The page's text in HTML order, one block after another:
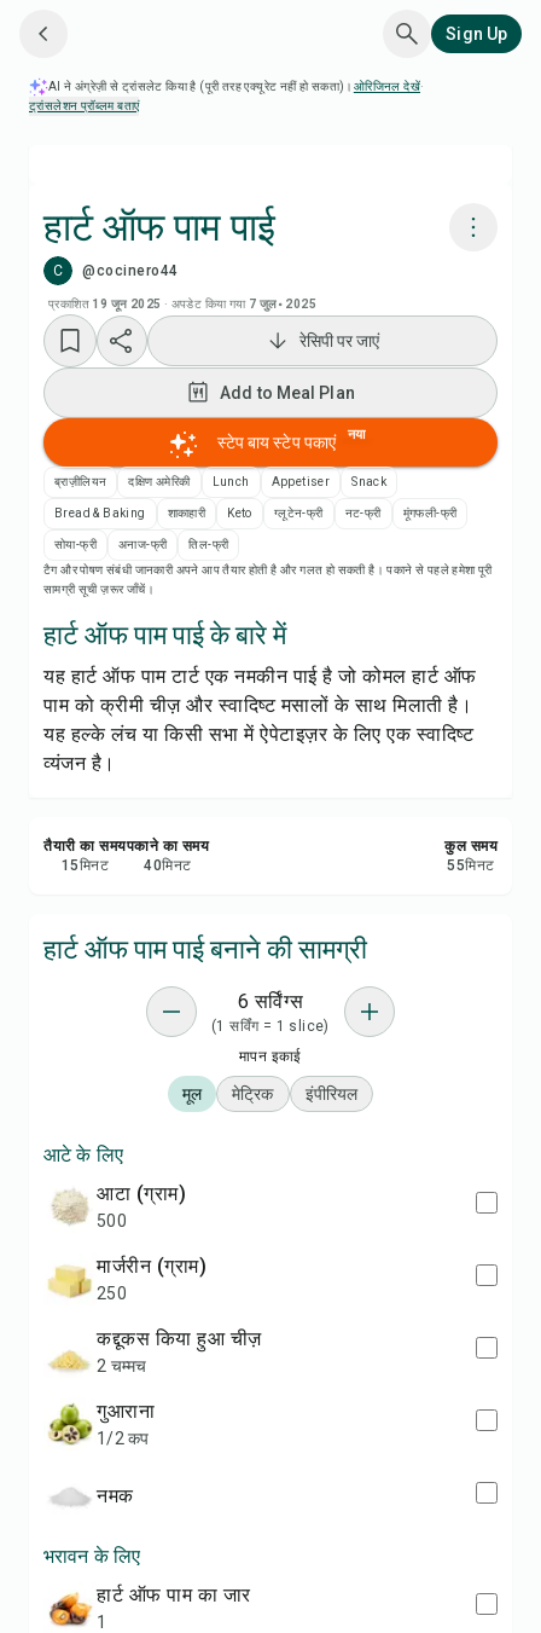
Sign Up
AI ने अंग्रेज़ी से ट्रांसलेट किया है (पूरी तरह एक्यूरेट नहीं हो सकता)। ओरिजिनल देखें·
ट्रांसलेशन प्रॉब्लम बताएं
हार्ट ऑफ पाम पाई
C @cocinero44
प्रकाशित 19 जून 2025 · अपडेट किया गया 7 जुल॰ 2025
Add to Meal Plan
Add to Shopping List
रेसिपी नोट्स
रेसिपी प्रिंट करें
शेयर करें
रिपोर्ट करें
रेसिपी पर जाएं
Add to Meal Plan
स्टेप बाय स्टेप पकाएं नया
ब्राज़ीलियन दक्षिण अमेरिकी Lunch Appetiser Snack
Bread & Baking शाकाहारी Keto ग्लूटेन-फ्री नट-फ्री मूंगफली-फ्री
सोया-फ्री अनाज-फ्री
तिल-फ्री
टैग और पोषण संबंधी जानकारी अपने आप तैयार होती है और गलत हो सकती है। पकाने से पहले हमेशा पूरी
सामग्री सूची ज़रूर जाँचें।
हार्ट ऑफ पाम पाई के बारे में
यह हार्ट ऑफ पाम टार्ट एक नमकीन पाई है जो कोमल हार्ट ऑफ
पाम को क्रीमी चीज़ और स्वादिष्ट मसालों के साथ मिलाती है।
यह हल्के लंच या किसी सभा में ऐपेटाइज़र के लिए एक स्वादिष्ट
व्यंजन है।
तैयारी का समय
15मिनट
पकाने का समय
40मिनट
कुल समय
55मिनट
हार्ट ऑफ पाम पाई बनाने की सामग्री
6 सर्विंग्स
(1 सर्विंग = 1 slice)
मापन इकाई
मूल मेट्रिक इंपीरियल
आटे के लिए
आटा (ग्राम)
500
मार्जरीन (ग्राम)
250
कद्दूकस किया हुआ चीज़
2 चम्मच
गुआराना
1/2 कप
नमक
भरावन के लिए
हार्ट ऑफ पाम का जार
1